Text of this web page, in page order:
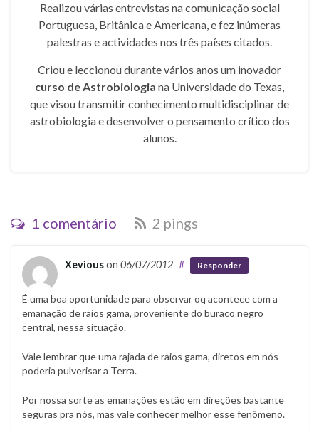
Realizou várias entrevistas na comunicação social
Portuguesa, Britânica e Americana, e fez inúmeras
palestras e actividades nos três países citados.
Criou e leccionou durante vários anos um inovador
curso de Astrobiologia na Universidade do Texas,
que visou transmitir conhecimento multidisciplinar de
astrobiologia e desenvolver o pensamento crítico dos
alunos.
1 comentário 2 pings
Xeviouson 06/07/2012 # Responder
É uma boa oportunidade para observar oq acontece com a
emanação de raios gama, proveniente do buraco negro
central, nessa situação.
Vale lembrar que uma rajada de raios gama, diretos em nós
poderia pulverisar a Terra.
Por nossa sorte as emanações estão em direções bastante
seguras pra nós, mas vale conhecer melhor esse fenômeno.